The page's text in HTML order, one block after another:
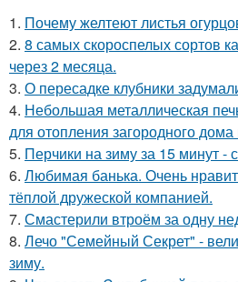
1. Почему желтеют листья
2. 8 самых скороспелых сортов
через 2 месяца.
3. О пересадке клубники
4. Небольшая металлическая
для отопления загородного
5. Перчики на зиму за 15 минут -
6. Любимая банька. Очень
тёплой дружеской компанией.
7. Смастерили втроём за одну
8. Лечо "Семейный Секрет" -
зиму.